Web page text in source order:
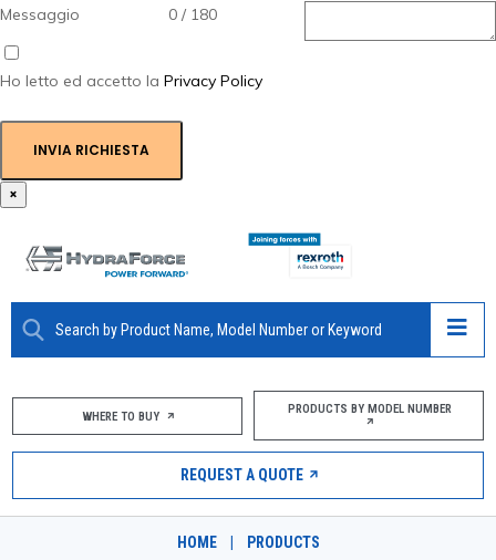
Messaggio
0 / 180
Ho letto ed accetto la Privacy Policy
INVIA RICHIESTA
×